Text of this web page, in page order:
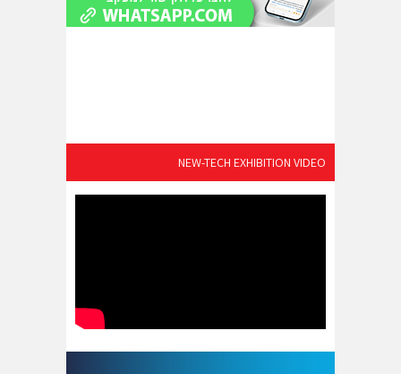
NEW-TECH EXHIBITION VIDEO